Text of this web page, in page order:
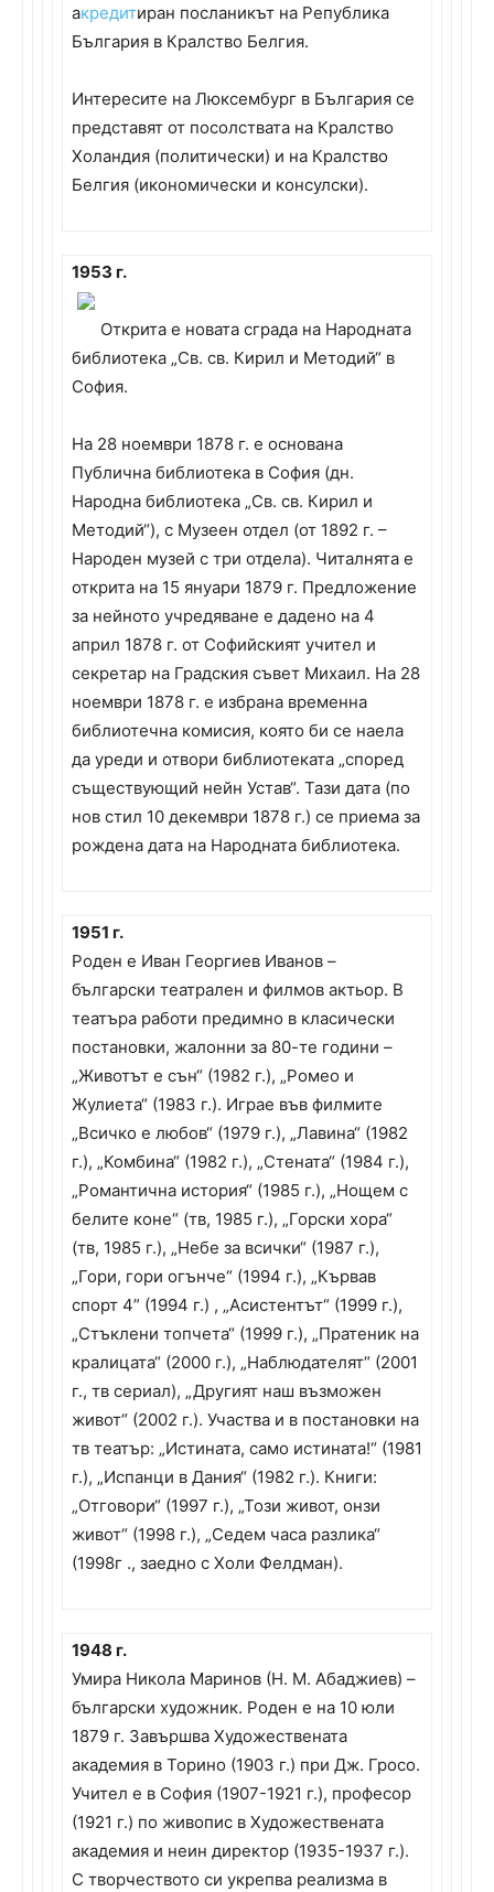
акредитиран посланикът на Република
България в Кралство Белгия.
Интересите на Люксембург в България се
представят от посолствата на Кралство
Холандия (политически) и на Кралство
Белгия (икономически и консулски).
1953 г.
Открита е новата сграда на Народната
библиотека „Св. св. Кирил и Методий“ в
София.
На 28 ноември 1878 г. е основана
Публична библиотека в София (дн.
Народна библиотека „Св. св. Кирил и
Методий“), с Музеен отдел (от 1892 г. –
Народен музей с три отдела). Читалнята е
открита на 15 януари 1879 г. Предложение
за нейното учредяване е дадено на 4
април 1878 г. от Софийският учител и
секретар на Градския съвет Михаил. На 28
ноември 1878 г. е избрана временна
библиотечна комисия, която би се наела
да уреди и отвори библиотеката „според
съществующий нейн Устав“. Тази дата (по
нов стил 10 декември 1878 г.) се приема за
рождена дата на Народната библиотека.
1951 г.
Роден е Иван Георгиев Иванов –
български театрален и филмов актьор. В
театъра работи предимно в класически
постановки, жалонни за 80-те години –
„Животът е сън“ (1982 г.), „Ромео и
Жулиета“ (1983 г.). Играе във филмите
„Всичко е любов“ (1979 г.), „Лавина“ (1982
г.), „Комбина“ (1982 г.), „Стената“ (1984 г.),
„Романтична история“ (1985 г.), „Нощем с
белите коне“ (тв, 1985 г.), „Горски хора“
(тв, 1985 г.), „Небе за всички“ (1987 г.),
„Гори, гори огънче“ (1994 г.), „Кървав
спорт 4” (1994 г.) , „Асистентът“ (1999 г.),
„Стъклени топчета“ (1999 г.), „Пратеник на
кралицата“ (2000 г.), „Наблюдателят“ (2001
г., тв сериал), „Другият наш възможен
живот“ (2002 г.). Участва и в постановки на
тв театър: „Истината, само истината!“ (1981
г.), „Испанци в Дания“ (1982 г.). Книги:
„Отговори“ (1997 г.), „Този живот, онзи
живот“ (1998 г.), „Седем часа разлика“
(1998г ., заедно с Холи Фелдман).
1948 г.
Умира Никола Маринов (Н. М. Абаджиев) –
български художник. Роден е на 10 юли
1879 г. Завършва Художествената
академия в Торино (1903 г.) при Дж. Гросо.
Учител е в София (1907-1921 г.), професор
(1921 г.) по живопис в Художествената
академия и неин директор (1935-1937 г.).
С творчеството си укрепва реализма в